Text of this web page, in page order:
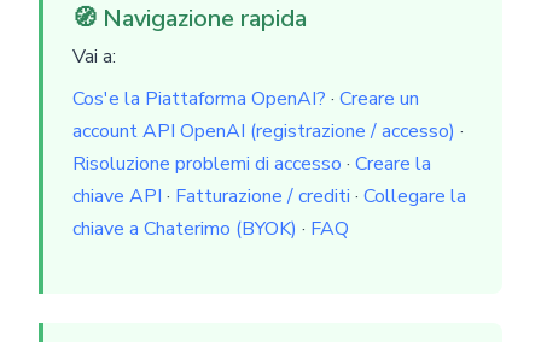
🧭 Navigazione rapida
Vai a:
Cos'e la Piattaforma OpenAI? · Creare un
account API OpenAI (registrazione / accesso) ·
Risoluzione problemi di accesso · Creare la
chiave API · Fatturazione / crediti · Collegare la
chiave a Chaterimo (BYOK) · FAQ